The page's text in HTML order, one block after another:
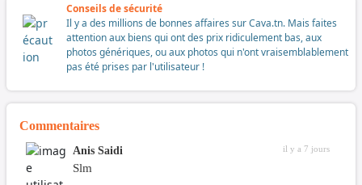
Conseils de sécurité
Il y a des millions de bonnes affaires sur Cava.tn. Mais faites
attention aux biens qui ont des prix ridiculement bas, aux
photos génériques, ou aux photos qui n'ont vraisemblablement
pas été prises par l'utilisateur !
Commentaires
Anis Saidi il y a 7 jours
Slm